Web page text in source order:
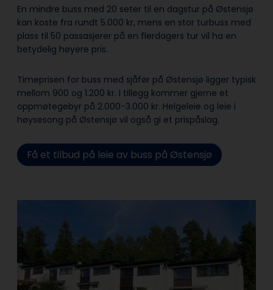
En mindre buss med 20 seter til en dagstur på Østensjø
kan koste fra rundt 5.000 kr, mens en stor turbuss med
plass til 50 passasjerer på en flerdagers tur vil ha en
betydelig høyere pris.
Timeprisen for buss med sjåfør på Østensjø ligger typisk
mellom 900 og 1.200 kr. I tillegg kommer gjerne et
oppmøtegebyr på 2.000-3.000 kr. Helgeleie og leie i
høysesong på Østensjø vil også gi et prispåslag.
Få et tilbud på leie av buss på Østensjø